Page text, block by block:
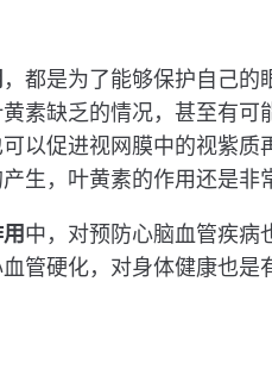
，都是为了能够保护自己的
素缺乏的情况，甚至有可
以促进视网膜中的视紫质
生，叶黄素的作用还是非
中，对预防心脑血管疾病
管硬化，对身体健康也是